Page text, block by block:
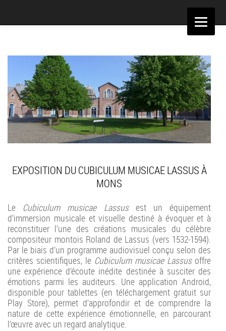
Aller
EXPOSITION DU CUBICULUM MUSICAE LASSUS À
MONS
Le Cubiculum musicae Lassusest un équipement
d’immersion musicale et visuelle destiné à évoquer et à
reconstituer l’une des créations musicales du célèbre
compositeur montois Roland de Lassus (vers 1532-1594).
Par le biais d’un programme audiovisuel conçu selon des
critères scientifiques, le Cubiculum musicae Lassusoffre
une expérience d’écoute inédite destinée à susciter des
émotions parmi les auditeurs. Une application Android,
disponible pour tablettes (en téléchargement gratuit sur
Play Store), permet d’approfondir et de comprendre la
nature de cette expérience émotionnelle, en parcourant
l’œuvre avec un regard analytique.